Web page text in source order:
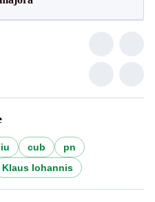
cub
pn
Klaus Iohannis